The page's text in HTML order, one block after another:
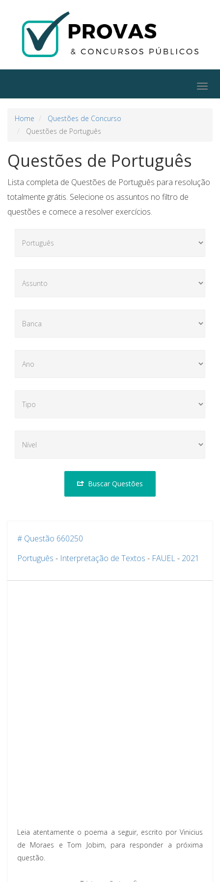
Home
Questões de Concurso
Questões de Português
Questões de Português
Lista completa de Questões de Português para resolução
totalmente grátis. Selecione os assuntos no filtro de
questões e comece a resolver exercícios.
Buscar Questões
# Questão 660250
Português - Interpretação de Textos - FAUEL- 2021
Leia atentamente o poema a seguir, escrito por Vinicius
de Moraes e Tom Jobim, para responder a próxima
questão.